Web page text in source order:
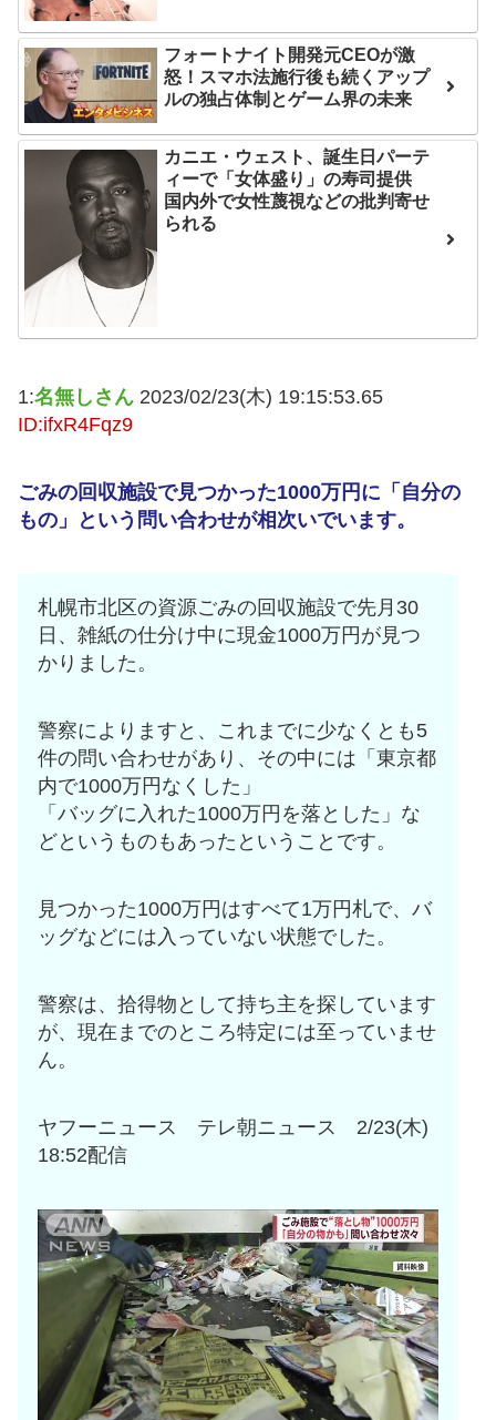
から信じられない言葉が飛
び出した… 他
「本気で潰しにきてる」
滝沢秀明の新オーディショ
ンが“まんまジャニーズ”とフ
ァン衝撃
Powered by livedoor 相
フォートナイト開発元CEOが激
怒！スマホ法施行後も続くアップ
ルの独占体制とゲーム界の未来
カニエ・ウェスト、誕生日パーテ
ィーで「女体盛り」の寿司提供
国内外で女性蔑視などの批判寄せ
られる
1:名無しさん 2023/02/23(木) 19:15:53.65
ID:ifxR4Fqz9
ごみの回収施設で見つかった1000万円に「自分の
もの」という問い合わせが相次いでいます。
札幌市北区の資源ごみの回収施設で先月30
日、雑紙の仕分け中に現金1000万円が見つ
かりました。
警察によりますと、これまでに少なくとも5
件の問い合わせがあり、その中には「東京都
内で1000万円なくした」
「バッグに入れた1000万円を落とした」な
どというものもあったということです。
見つかった1000万円はすべて1万円札で、バ
ッグなどには入っていない状態でした。
警察は、拾得物として持ち主を探しています
が、現在までのところ特定には至っていませ
ん。
ヤフーニュース テレ朝ニュース 2/23(木)
18:52配信